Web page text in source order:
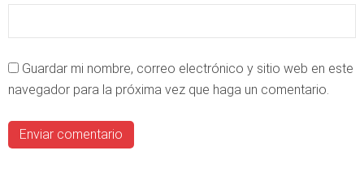
Guardar mi nombre, correo electrónico y sitio web en este
navegador para la próxima vez que haga un comentario.